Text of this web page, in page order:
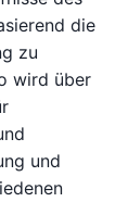
die
zu
wird über
und